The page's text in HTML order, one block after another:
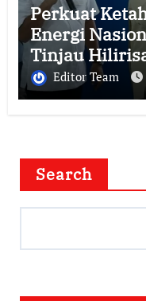
Perkuat
Energi
Tinjau
(Persero),
Nusantara
Editor Team
Search